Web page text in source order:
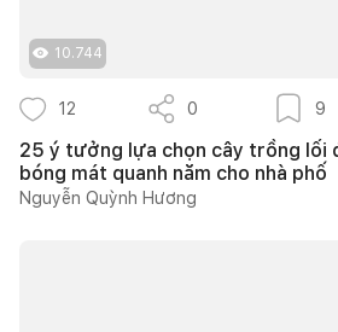
10.744
12 0 9
25 ý tưởng lựa chọn cây trồng lối
bóng mát quanh năm cho nhà phố
Nguyễn Quỳnh Hương